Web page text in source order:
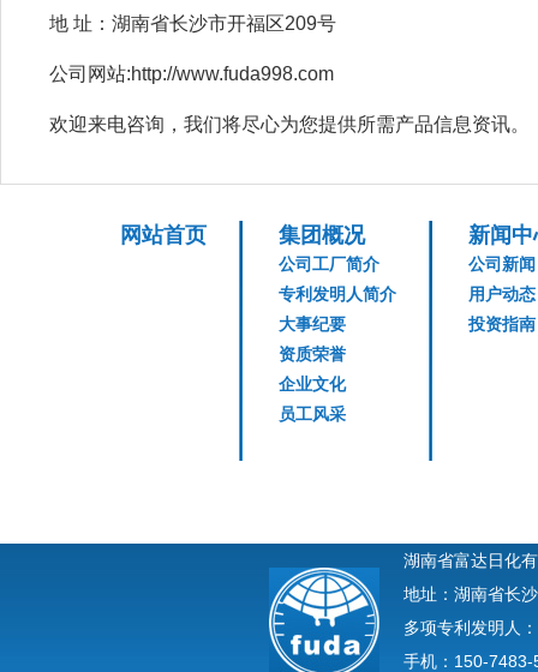
地 址：湖南省长沙市开福区209号
公司网站:http://www.fuda998.com
欢迎来电咨询，我们将尽心为您提供所需产品信息资讯。
网站首页 集团概况
公司工厂简介
专利发明人简介
大事纪要
资质荣誉
企业文化
员工风采
新闻中
公司新闻
用户动态
投资指南
湖南省富达日化
地址：湖南省长
多项专利发明人
手机：150-